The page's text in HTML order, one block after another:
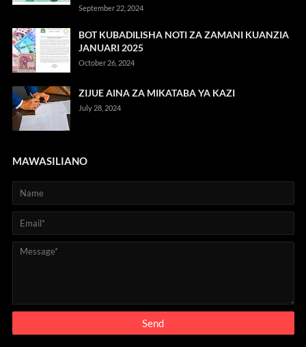
September 22, 2024
BOT KUBADILISHA NOTI ZA ZAMANI KUANZIA
JANUARI 2025
October 26, 2024
ZIJUE AINA ZA MIKATABA YA KAZI
July 28, 2024
MAWASILIANO